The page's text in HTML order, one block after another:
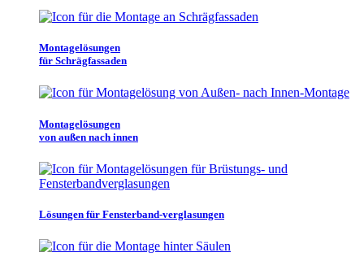
Montagelösungen
für Schrägfassaden
Montagelösungen
von außen nach innen
Lösungen für Fensterband-verglasungen